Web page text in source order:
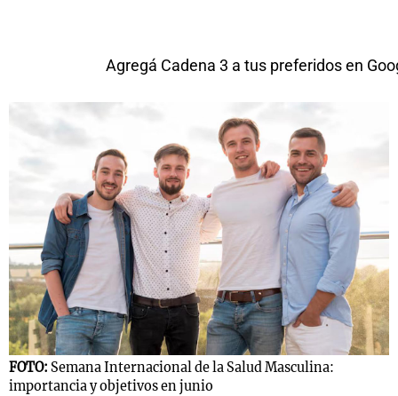
Agregá Cadena 3 a tus preferidos en
FOTO: Semana Internacional de la Salud Masculina:
importancia y objetivos en junio